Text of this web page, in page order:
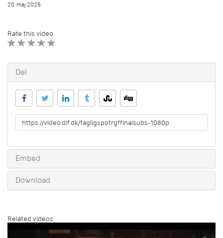
20. maj 2025
Rate this video
Del
URL
to
Embed
Download
Related videos